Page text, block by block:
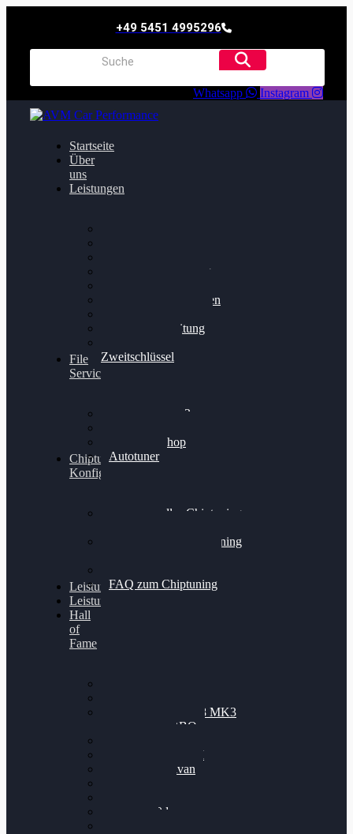
+49 5451 4995296
Whatsapp Instagram
Startseite
Über
uns
Leistungen
Getriebeoptimierung
Bremsscheiben planen
Felgenaufbereitung
Zweitschlüssel
File
Service
Alientech Kess3
Alientech Shop
Autotuner
Chiptuning
Konfigurator
Professionelles Chiptuning
Professionelles Chiptuning
FAQ zum Chiptuning
Leistungsmessung
Leistungsprüfstand
Hall
of
Fame
Nissan GT-R35 3.8 MK3
V6 TWINTURBO
VW Passat 2.0TDI
VW T6 Multivan
BMW 120d